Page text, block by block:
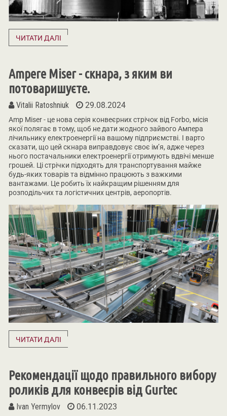
ЧИТАТИ ДАЛІ
Ampere Miser - cкнара, з яким ви
потоваришуєте.
Vitalii Ratoshniuk 29.08.2024
Amp Miser - це нова серія конвеєрних стрічок від Forbo, місія
якої полягає в тому, щоб не дати жодного зайвого Ампера
лічильнику електроенергії на вашому підприємстві. І варто
сказати, що цей скнара виправдовує своє ім’я, адже через
нього постачальники електроенергії отримують вдвічі менше
грошей. Ці стрічки підходять для транспортування майже
будь-яких товарів та відмінно працюють з важкими
вантажами. Це робить їх найкращим рішенням для
розподільчих та логістичних центрів, аеропортів.
ЧИТАТИ ДАЛІ
Рекомендації щодо правильного вибору
роликів для конвеєрів від Gurtec
Ivan Yermylov 06.11.2023